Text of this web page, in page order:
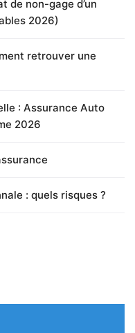
de non-gage d’un
2026)
retrouver une
: Assurance Auto
2026
: quels risques ?